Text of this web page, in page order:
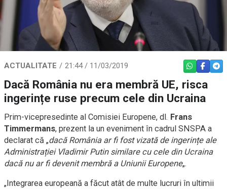
ACTUALITATE 21:44 / 11/03/2019 WHATSAPP
Dacă România nu era membră UE, risca
ingerințe ruse precum cele din Ucraina
Prim-vicepresedinte al Comisiei Europene, dl. Frans
Timmermans, prezent la un eveniment în cadrul SNSPA a
declarat că „dacă România ar fi fost vizată de ingerințe ale
Administrației Vladimir Putin similare cu cele din Ucraina
dacă nu ar fi devenit membră a Uniunii Europene„.
„Integrarea europeană a făcut atât de multe lucruri în ultimii